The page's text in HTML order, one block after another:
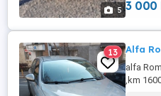
5 3 000
13 Alfa
alfa
,km